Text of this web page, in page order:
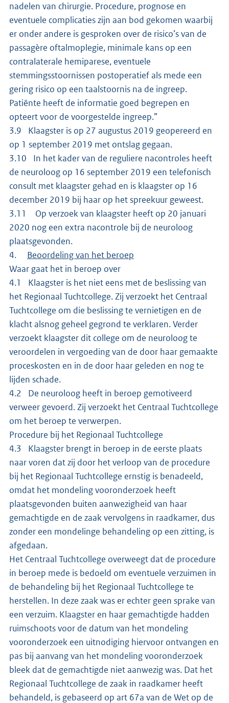
nadelen van chirurgie. Procedure, prognose en
eventuele complicaties zijn aan bod gekomen waarbij
er onder andere is gesproken over de risico’s van de
passagère oftalmoplegie, minimale kans op een
contralaterale hemiparese, eventuele
stemmingsstoornissen postoperatief als mede een
gering risico op een taalstoornis na de ingreep.
Patiënte heeft de informatie goed begrepen en
opteert voor de voorgestelde ingreep.”
3.9 Klaagster is op 27 augustus 2019 geopereerd en
op 1 september 2019 met ontslag gegaan.
3.10 In het kader van de reguliere nacontroles heeft
de neuroloog op 16 september 2019 een telefonisch
consult met klaagster gehad en is klaagster op 16
december 2019 bij haar op het spreekuur geweest.
3.11 Op verzoek van klaagster heeft op 20 januari
2020 nog een extra nacontrole bij de neuroloog
plaatsgevonden.
4. Beoordeling van het beroep
Waar gaat het in beroep over
4.1 Klaagster is het niet eens met de beslissing van
het Regionaal Tuchtcollege. Zij verzoekt het Centraal
Tuchtcollege om die beslissing te vernietigen en de
klacht alsnog geheel gegrond te verklaren. Verder
verzoekt klaagster dit college om de neuroloog te
veroordelen in vergoeding van de door haar gemaakte
proceskosten en in de door haar geleden en nog te
lijden schade.
4.2 De neuroloog heeft in beroep gemotiveerd
verweer gevoerd. Zij verzoekt het Centraal Tuchtcollege
om het beroep te verwerpen.
Procedure bij het Regionaal Tuchtcollege
4.3 Klaagster brengt in beroep in de eerste plaats
naar voren dat zij door het verloop van de procedure
bij het Regionaal Tuchtcollege ernstig is benadeeld,
omdat het mondeling vooronderzoek heeft
plaatsgevonden buiten aanwezigheid van haar
gemachtigde en de zaak vervolgens in raadkamer, dus
zonder een mondelinge behandeling op een zitting, is
afgedaan.
Het Centraal Tuchtcollege overweegt dat de procedure
in beroep mede is bedoeld om eventuele verzuimen in
de behandeling bij het Regionaal Tuchtcollege te
herstellen. In deze zaak was er echter geen sprake van
een verzuim. Klaagster en haar gemachtigde hadden
ruimschoots voor de datum van het mondeling
vooronderzoek een uitnodiging hiervoor ontvangen en
pas bij aanvang van het mondeling vooronderzoek
bleek dat de gemachtigde niet aanwezig was. Dat het
Regionaal Tuchtcollege de zaak in raadkamer heeft
behandeld, is gebaseerd op art 67a van de Wet op de